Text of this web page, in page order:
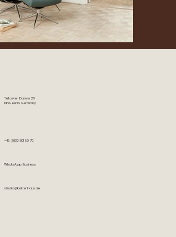
Teltower Damm 28
14169 Berlin Germany
+49 (0)30 801 90 70
studio@bettenhaus.de
WhatsApp Business